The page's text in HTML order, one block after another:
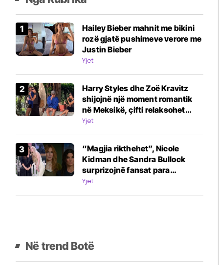
Hailey Bieber mahnit me bikini
rozë gjatë pushimeve verore me
Justin Bieber
Yjet
Harry Styles dhe Zoë Kravitz
shijojnë një moment romantik
në Meksikë, çifti relaksohet
gjatë turneut të këngëtarit
Yjet
“Magjia rikthehet”, Nicole
Kidman dhe Sandra Bullock
surprizojnë fansat para
vazhdimit të “Practical Magic”
Yjet
Në trend Botë